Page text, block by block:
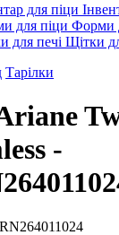
Форми
Щітки
Тарілки
-